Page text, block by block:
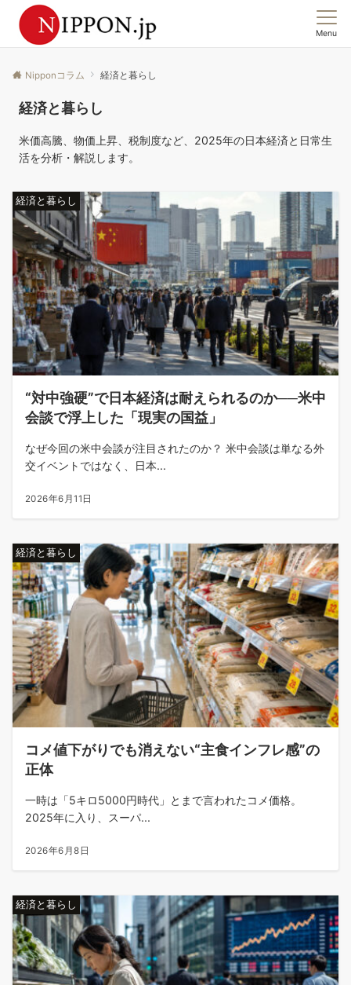
Menu
Nipponコラム 経済と暮らし
経済と暮らし
米価高騰、物価上昇、税制度など、2025年の日本経済と日常生
活を分析・解説します。
経済と暮らし
“対中強硬”で日本経済は耐えられるのか──米中
会談で浮上した「現実の国益」
なぜ今回の米中会談が注目されたのか？ 米中会談は単なる外
交イベントではなく、日本...
2026年6月11日
経済と暮らし
コメ値下がりでも消えない“主食インフレ感”の
正体
一時は「5キロ5000円時代」とまで言われたコメ価格。
2025年に入り、スーパ...
2026年6月8日
経済と暮らし